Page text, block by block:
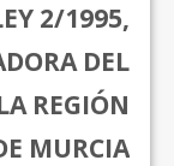
2/1995,
DEL
REGIÓN
MURCIA.